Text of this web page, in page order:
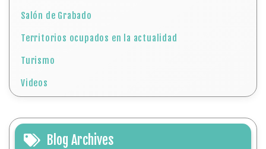
Salón de Grabado
Territorios ocupados en la actualidad
Turismo
Videos
Blog Archives